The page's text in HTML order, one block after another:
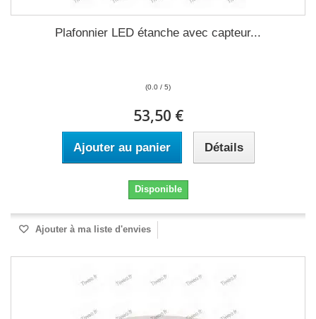
Plafonnier LED étanche avec capteur...
(0.0 / 5)
53,50 €
Ajouter au panier Détails
Disponible
Ajouter à ma liste d'envies